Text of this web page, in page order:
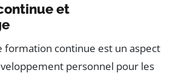
et
formation continue est un aspect
personnel pour les